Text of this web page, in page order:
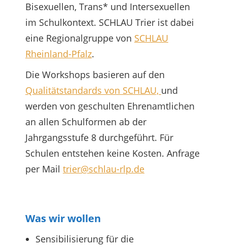
Bisexuellen, Trans* und Intersexuellen
im Schulkontext. SCHLAU Trier ist dabei
eine Regionalgruppe von SCHLAU
Rheinland-Pfalz.
Die Workshops basieren auf den
Qualitätstandards von SCHLAU, und
werden von geschulten Ehrenamtlichen
an allen Schulformen ab der
Jahrgangsstufe 8 durchgeführt. Für
Schulen entstehen keine Kosten. Anfrage
per Mail trier@schlau-rlp.de
Was wir wollen
Sensibilisierung für die